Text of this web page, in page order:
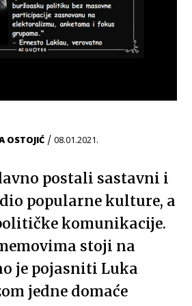
OSTOJIĆ/ 08.01.2021.
postali sastavni i
popularne kulture, a
komunikacije.
stoji na
je pojasniti Luka
jedne domaće